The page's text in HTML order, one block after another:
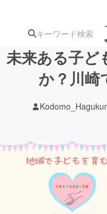
ターン
ジェ
アート・写真
テクノロジ
未来ある子ど
か？川崎